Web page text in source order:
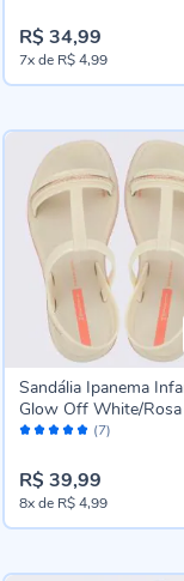
R$ 34,99
7xde R$ 4,99
Avaliação: (7)
Sandália Ipanema
Glow Off White/Rosa
R$ 39,99
8xde R$ 4,99